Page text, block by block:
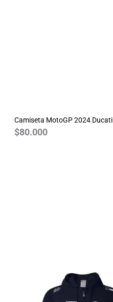
Camiseta MotoGP 2024 Ducati
$80.000